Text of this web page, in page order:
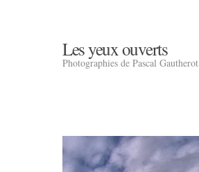
Les yeux ouverts
Photographies de Pascal Gautherot